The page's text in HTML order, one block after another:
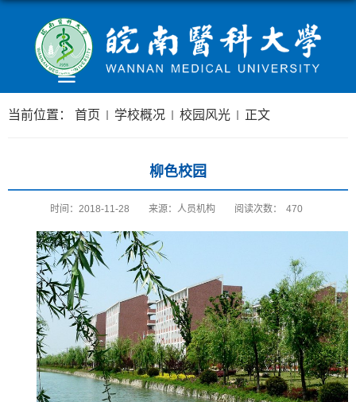
当前位置： 首页 学校概况 校园风光 正文
柳色校园
时间：2018-11-28 来源：人员机构 阅读次数： 470